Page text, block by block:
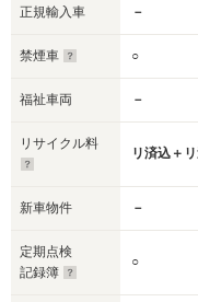
正規輸入車 －
禁煙車 ○
福祉車両 －
リサイクル料
リ済込＋
新車物件 －
定期点検
記録簿
○